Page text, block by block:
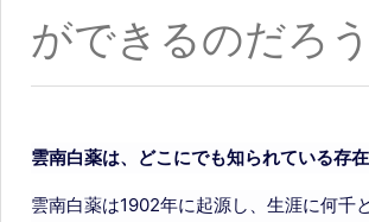
ができるのだろう
雲南白薬は、どこにでも知られている存在
雲南白薬は1902年に起源し、生涯に何千